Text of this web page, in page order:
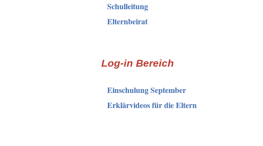
Schulleitung
Elternbeirat
Log-in Bereich
Einschulung September
Erklärvideos für die Eltern